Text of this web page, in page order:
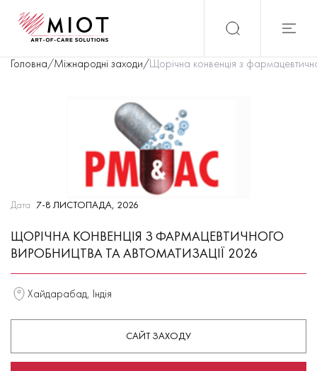
Головна/Міжнародні заходи/Щорічна конвенція з
Дата 7-8 ЛИСТОПАДА, 2026
ЩОРІЧНА КОНВЕНЦІЯ З ФАРМАЦЕВТИЧНОГО
ВИРОБНИЦТВА ТА АВТОМАТИЗАЦІЇ 2026
Хайдарабад, Індія
САЙТ ЗАХОДУ